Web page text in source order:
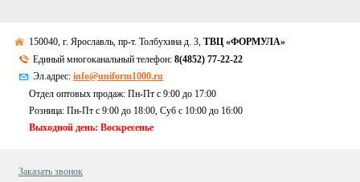
150040, г. Ярославль, пр-т. Толбухина д. 3,ТВЦ «ФОРМУЛА»
Единый многоканальный телефон:8(4852) 77-22-22
Эл.адрес:info@uniform1000.ru
Отдел оптовых продаж: Пн-Пт с 9:00 до 17:00
Розница: Пн-Пт с 9:00 до 18:00, Суб c 10:00 до 16:00
Выходной день: Воскресенье
Заказать звонок